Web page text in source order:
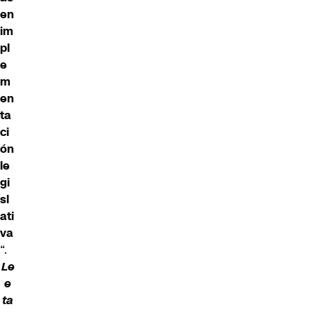
en
im
pl
e
m
en
ta
ci
ón
le
gi
sl
ati
va
“.
Le
e
ta